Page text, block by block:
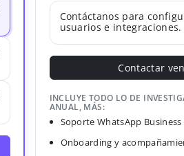
Contáctanos para
usuarios e integraciones.
Contactar
INCLUYE TODO LO DE
ANUAL, MÁS:
Soporte WhatsApp Business
Onboarding y